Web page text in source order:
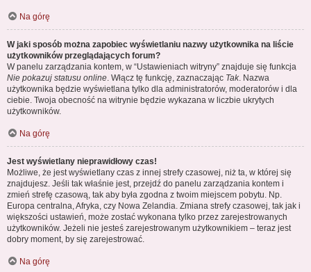
Na górę
W jaki sposób można zapobiec wyświetlaniu nazwy użytkownika na liście
użytkowników przeglądających forum?
W panelu zarządzania kontem, w “Ustawieniach witryny” znajduje się funkcja
Nie pokazuj statusu online . Włącz tę funkcję, zaznaczając Tak. Nazwa
użytkownika będzie wyświetlana tylko dla administratorów, moderatorów i dla
ciebie. Twoja obecność na witrynie będzie wykazana w liczbie ukrytych
użytkowników.
Na górę
Jest wyświetlany nieprawidłowy czas!
Możliwe, że jest wyświetlany czas z innej strefy czasowej, niż ta, w której się
znajdujesz. Jeśli tak właśnie jest, przejdź do panelu zarządzania kontem i
zmień strefę czasową, tak aby była zgodna z twoim miejscem pobytu. Np.
Europa centralna, Afryka, czy Nowa Zelandia. Zmiana strefy czasowej, tak jak i
większości ustawień, może zostać wykonana tylko przez zarejestrowanych
użytkowników. Jeżeli nie jesteś zarejestrowanym użytkownikiem – teraz jest
dobry moment, by się zarejestrować.
Na górę